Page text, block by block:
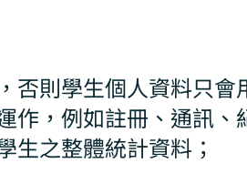
否則學生個人資料只會
作，例如註冊、通訊、
生之整體統計資料；